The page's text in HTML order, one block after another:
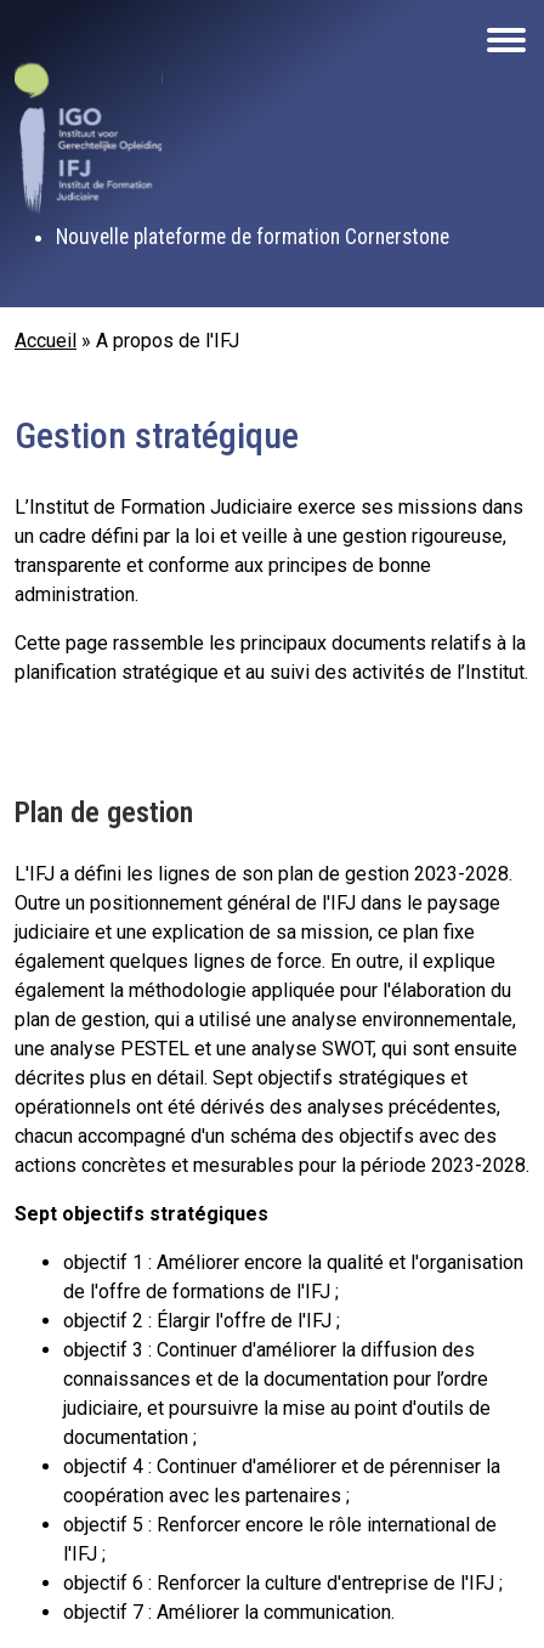
Nouvelle plateforme de formation Cornerstone
Fil d'Ariane
Accueil A propos de l'IFJ
Gestion stratégique
L’Institut de Formation Judiciaire exerce ses missions dans
un cadre défini par la loi et veille à une gestion rigoureuse,
transparente et conforme aux principes de bonne
administration.
Cette page rassemble les principaux documents relatifs à la
planification stratégique et au suivi des activités de l’Institut.
Plan de gestion
L'IFJ a défini les lignes de son plan de gestion 2023-2028.
Outre un positionnement général de l'IFJ dans le paysage
judiciaire et une explication de sa mission, ce plan fixe
également quelques lignes de force. En outre, il explique
également la méthodologie appliquée pour l'élaboration du
plan de gestion, qui a utilisé une analyse environnementale,
une analyse PESTEL et une analyse SWOT, qui sont ensuite
décrites plus en détail. Sept objectifs stratégiques et
opérationnels ont été dérivés des analyses précédentes,
chacun accompagné d'un schéma des objectifs avec des
actions concrètes et mesurables pour la période 2023-2028.
Sept objectifs stratégiques
objectif 1 : Améliorer encore la qualité et l'organisation
de l'offre de formations de l'IFJ ;
objectif 2 : Élargir l'offre de l'IFJ ;
objectif 3 : Continuer d'améliorer la diffusion des
connaissances et de la documentation pour l’ordre
judiciaire, et poursuivre la mise au point d'outils de
documentation ;
objectif 4 : Continuer d'améliorer et de pérenniser la
coopération avec les partenaires ;
objectif 5 : Renforcer encore le rôle international de
l'IFJ ;
objectif 6 : Renforcer la culture d'entreprise de l'IFJ ;
objectif 7 : Améliorer la communication.